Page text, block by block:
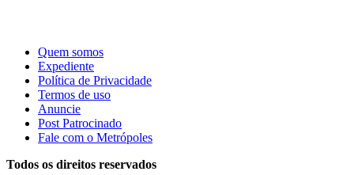
Quem somos
Expediente
Política de Privacidade
Termos de uso
Anuncie
Post Patrocinado
Fale com o Metrópoles
Todos os direitos reservados